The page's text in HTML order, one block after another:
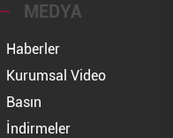
MEDYA
Haberler
Kurumsal Video
Basın
İndirmeler